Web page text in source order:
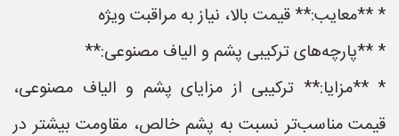
* **معایب:** قیمت بالا، نیاز به مراقبت ویژه
* **پارچه‌های ترکیبی پشم و الیاف مصنوعی:**
* **مزایا:** ترکیبی از مزایای پشم و الیاف مصنوعی،
قیمت مناسب‌تر نسبت به پشم خالص، مقاومت بیشتر در